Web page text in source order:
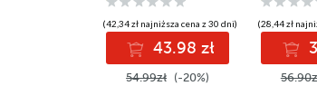
(42,34 zł najniższa cena z 30 dni)
43.98 zł
54.99zł (-20%)
(28,44 zł